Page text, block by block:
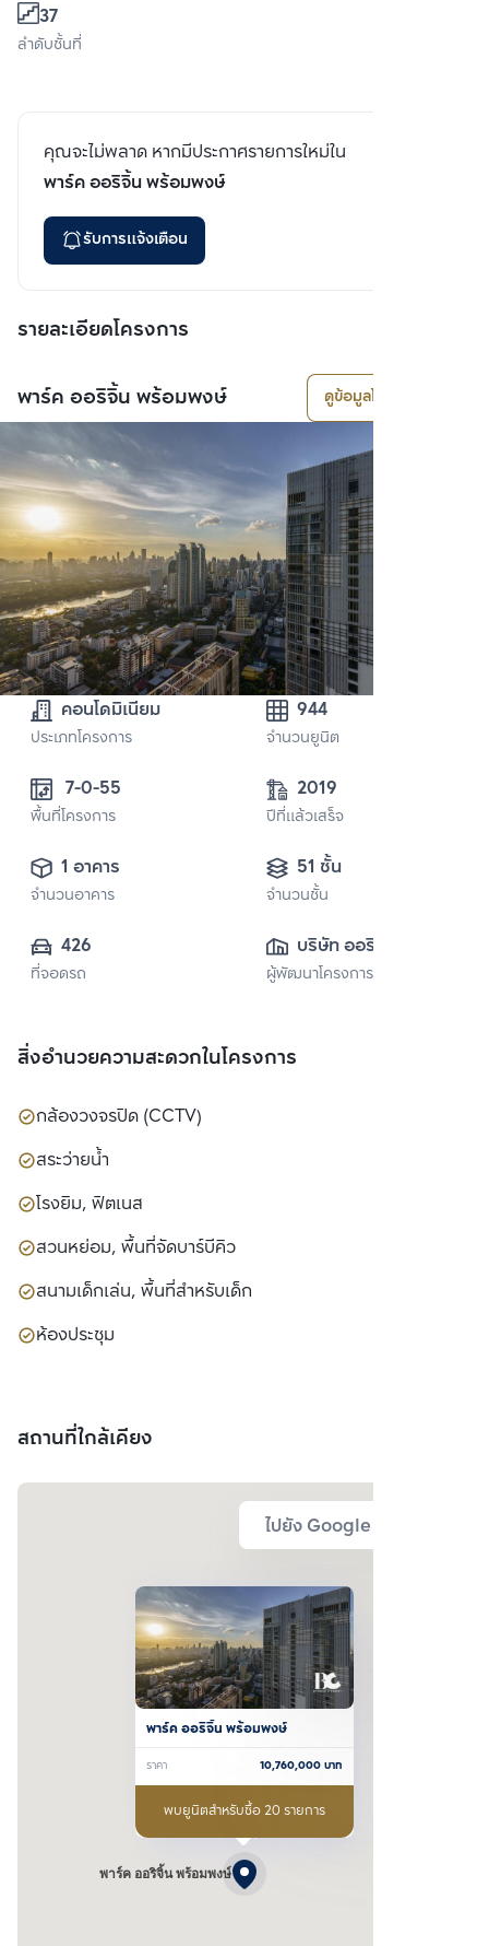
37
ลำดับชั้นที่
คุณจะไม่พลาด หากมีประกาศรายการใหม่ใน
พาร์ค ออริจิ้น พร้อมพงษ์
รับการแจ้งเตือน
รายละเอียดโครงการ
พาร์ค ออริจิ้น พร้อมพงษ์ ดูข้อมูลโครงการ
คอนโดมิเนียม
ประเภทโครงการ
944
จำนวนยูนิต
7-0-55
พื้นที่โครงการ
2019
ปีที่แล้วเสร็จ
1 อาคาร
จำนวนอาคาร
51 ชั้น
จำนวนชั้น
426
ที่จอดรถ
บริษัท ออริจิ้น
พร็อพเพอร์ตี้ จำกัด
ผู้พัฒนาโครงการ
สิ่งอำนวยความสะดวกในโครงการ
กล้องวงจรปิด (CCTV)
สระว่ายน้ำ
โรงยิม, ฟิตเนส
สวนหย่อม, พื้นที่จัดบาร์บีคิว
สนามเด็กเล่น, พื้นที่สำหรับเด็ก
ห้องประชุม
สถานที่ใกล้เคียง
ไปยัง Google Map
พาร์ค ออริจิ้น พร้อมพงษ์
พาร์ค ออริจิ้น พร้อมพงษ์
ราคา 10,760,000 บาท
พบยูนิตสำหรับซื้อ 20 รายการ